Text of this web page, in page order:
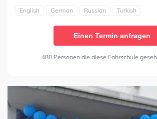
English German Russian Turkish
Einen Termin anfragen
488 Personen die diese Fahrschule